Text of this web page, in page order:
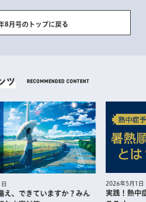
8月号のトップに戻る
ツ
え、できていますか？みん
2026年5月1日
実践！熱中